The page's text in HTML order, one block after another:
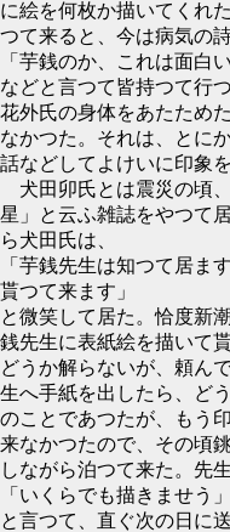
に絵を何枚か描いてくれ
つて来ると、今は病気の
「芋銭のか、これは面白い
などと言つて皆持つて行
花外氏の身体をあたため
なかつた。それは、とに
話などしてよけいに印象
犬田卯氏とは震災の頃
星」と云ふ雑誌をやつて
ら犬田氏は、
「芋銭先生は知つて居ま
貰つて来ます」
と微笑して居た。恰度新
銭先生に表紙絵を描いて
どうか解らないが、頼ん
生へ手紙を出したら、ど
のことであつたが、もう
来なかつたので、その頃
しながら泊つて来た。先
「いくらでも描きませう」
と言つて、直ぐ次の日に